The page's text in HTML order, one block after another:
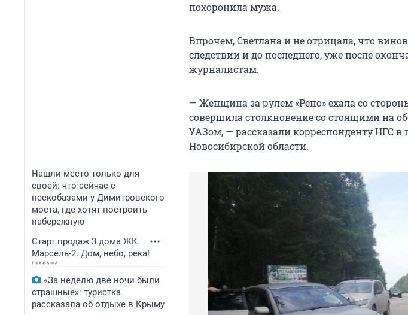
Нашли место только для
своей: что сейчас с
пескобазами у Димитровского
моста, где хотят построить
набережную
Старт продаж 3 дома ЖК
Марсель-2. Дом, небо, река!
«За неделю две ночи были
страшные»: туристка
рассказала об отдыхе в Крыму
похоронила мужа.
Впрочем, Светлана и не отрицала, что
следствии и до последнего, уже после
журналистам.
— Женщина за рулем «Рено» ехала со
совершила столкновение со стоящими на
УАЗом, — рассказали корреспонденту НГС
Новосибирской области.